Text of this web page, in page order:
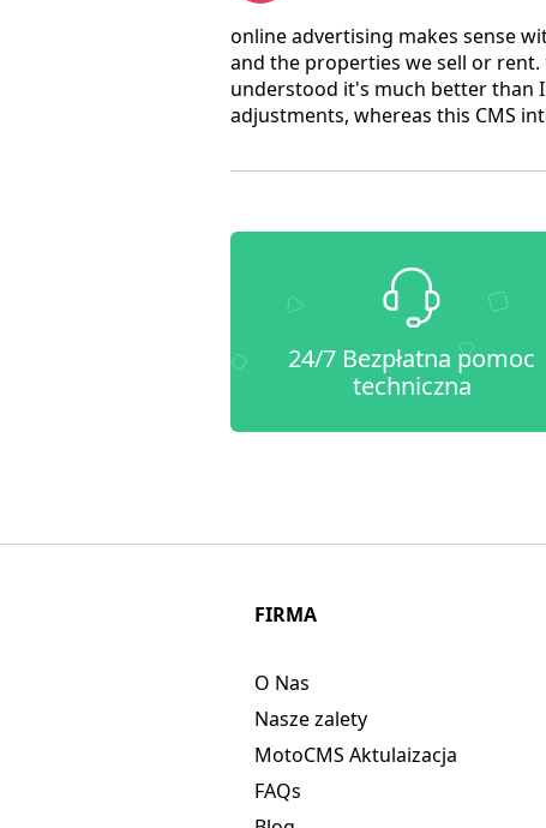
online advertising makes sense
and the properties we sell or
understood it's much better than
adjustments, whereas this CMS
24/7 Bezpłatna pomoc
techniczna
FIRMA
O Nas
Nasze zalety
MotoCMS Aktulaizacja
FAQs